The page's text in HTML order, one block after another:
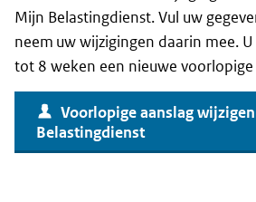
Mijn Belastingdienst. Vul uw
neem uw wijzigingen daarin mee.
tot 8 weken een nieuwe voorlopige
Voorlopige aanslag
Belastingdienst